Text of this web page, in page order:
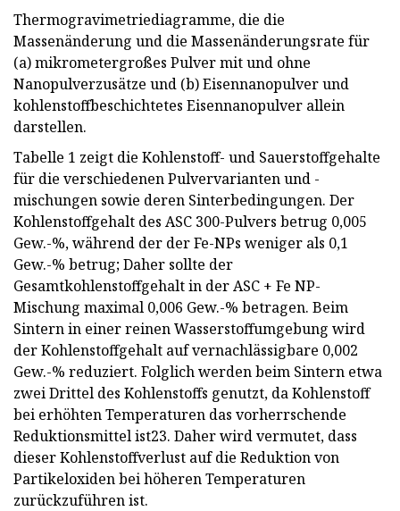
Thermogravimetriediagramme, die die
Massenänderung und die Massenänderungsrate für
(a) mikrometergroßes Pulver mit und ohne
Nanopulverzusätze und (b) Eisennanopulver und
kohlenstoffbeschichtetes Eisennanopulver allein
darstellen.
Tabelle 1 zeigt die Kohlenstoff- und Sauerstoffgehalte
für die verschiedenen Pulvervarianten und -
mischungen sowie deren Sinterbedingungen. Der
Kohlenstoffgehalt des ASC 300-Pulvers betrug 0,005
Gew.-%, während der der Fe-NPs weniger als 0,1
Gew.-% betrug; Daher sollte der
Gesamtkohlenstoffgehalt in der ASC + Fe NP-
Mischung maximal 0,006 Gew.-% betragen. Beim
Sintern in einer reinen Wasserstoffumgebung wird
der Kohlenstoffgehalt auf vernachlässigbare 0,002
Gew.-% reduziert. Folglich werden beim Sintern etwa
zwei Drittel des Kohlenstoffs genutzt, da Kohlenstoff
bei erhöhten Temperaturen das vorherrschende
Reduktionsmittel ist23. Daher wird vermutet, dass
dieser Kohlenstoffverlust auf die Reduktion von
Partikeloxiden bei höheren Temperaturen
zurückzuführen ist.